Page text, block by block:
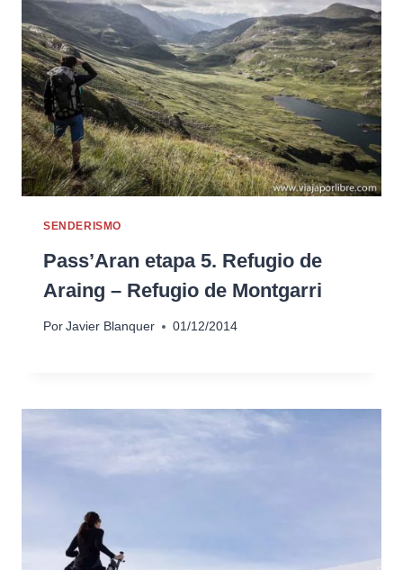
SENDERISMO
Pass’Aran etapa 5. Refugio de
Araing – Refugio de Montgarri
Por Javier Blanquer 01/12/2014